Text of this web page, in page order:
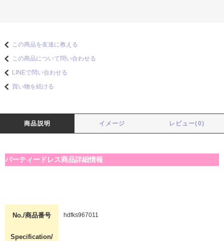
この商品を友達に教える
この商品について問い合わせる
LINEで問い合わせる
買い物を続ける
商品説明 イメージ レビュー(0)
パーティードレス商品詳細情報
No./商品番号 hdfks967011
Specification/